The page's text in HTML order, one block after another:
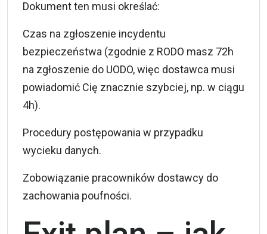
Dokument ten musi określać:
Czas na zgłoszenie incydentu
bezpieczeństwa (zgodnie z RODO masz 72h
na zgłoszenie do UODO, więc dostawca musi
powiadomić Cię znacznie szybciej, np. w ciągu
4h).
Procedury postępowania w przypadku
wycieku danych.
Zobowiązanie pracowników dostawcy do
zachowania poufności.